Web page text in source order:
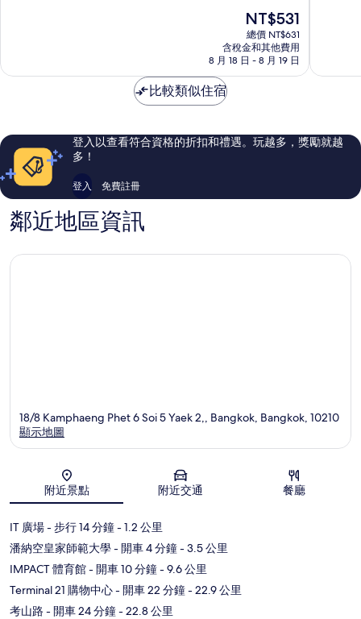
常
評
論
現
在
價
格
為
NT$531
總價 NT$631
含稅金和其他費用
8 月 18 日 - 8 月 19 日
常
評
論
比較類似住宿
登入以查看符合資格的折扣和禮遇。玩越多，獎勵就越
多！
登入 免費註冊
鄰近地區資訊
地圖
18/8 Kamphaeng Phet 6 Soi 5 Yaek 2,, Bangkok, Bangkok, 10210
顯示地圖
附近景點 附近交通 餐廳
IT 廣場- 步行 14 分鐘- 1.2 公里
潘納空皇家師範大學- 開車 4 分鐘- 3.5 公里
IMPACT 體育館- 開車 10 分鐘- 9.6 公里
Terminal 21 購物中心- 開車 22 分鐘- 22.9 公里
考山路 - 開車 24 分鐘- 22.8 公里